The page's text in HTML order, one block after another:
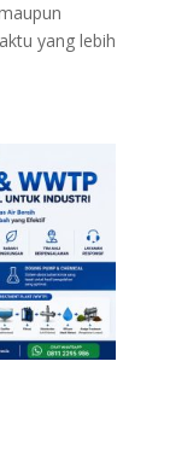
yang lebih